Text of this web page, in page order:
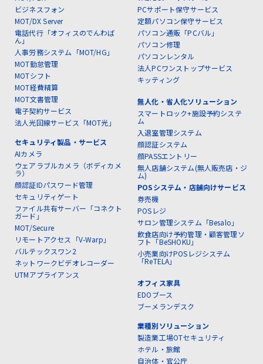
ビジネスフォン
MOT/DX Server
電話代行「オフィスのでんわば
ん」
人事労務システム「MOT/HG」
MOT勤怠管理
MOTシフト
MOT経費精算
MOT文書管理
電子契約サービス
法人光回線サービス「MOT光」
セキュリティ製品・サービス
AIカメラ
ウェアラブルカメラ（ボディカメ
ラ）
顔認証IDパスワード管理
セキュリティゲート
ファイル共有サーバー「コネクト
ガード」
MOT/Secure
リモートアクセス「V-Warp」
バルテックスワン2
ネットワークビデオレコーダー
UTMアプライアンス
PCサポート保守サービス
定額パソコン保守サービス
パソコン通販「PCバル」
パソコン修理
パソコンレンタル
法人PCワンストップサービス
キッティング
無人化・省人化ソリューション
スマートロック+施設予約システ
ム
入退室管理システム
顔認証システム
顔PASSエントリー
無人店舗システム(無人販売店・ジ
ム)
POSシステム・店舗向けサービス
券売機
POSレジ
サロン管理システム「Besalo」
飲食店向け予約管理・顧客管理ソ
フト「BeSHOKU」
小売業向けPOSレジシステム
「ReTELA」
オフィス家具
EDOブース
ブーメランデスク
業種別ソリューション
製造業工場OTセキュリティ
ホテル・旅館
自治体・官公庁